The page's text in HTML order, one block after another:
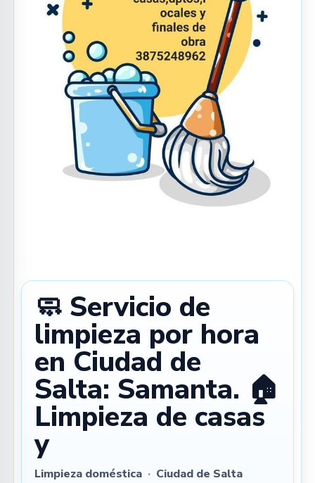
🧼 Servicio de
limpieza por hora
en Ciudad de
Salta: Samanta. 🏠
Limpieza de casas
y
Limpieza doméstica · Ciudad de Salta